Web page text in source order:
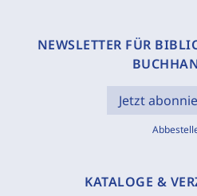
NEWSLETTER FÜR
Jetzt
KATALOGE &